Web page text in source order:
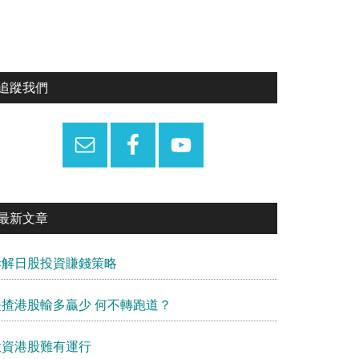
蹤我們
新文章
日股投資賺錢策略
港股輸多贏少 何不轉跑道？
港股難有運行